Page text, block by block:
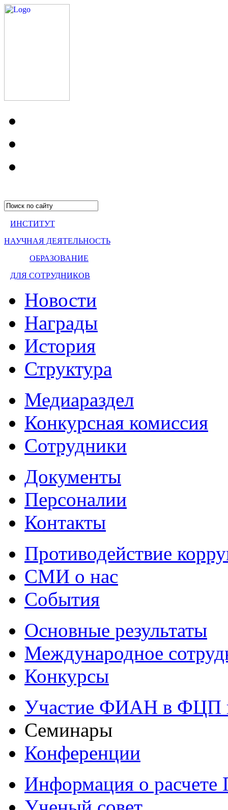
ИНСТИТУТ
НАУЧНАЯ ДЕЯТЕЛЬНОСТЬ
ОБРАЗОВАНИЕ
ДЛЯ СОТРУДНИКОВ
Новости
Награды
История
Структура
Медиараздел
Конкурсная комиссия
Сотрудники
Документы
Персоналии
Контакты
Противодействие
СМИ о нас
События
Основные результаты
Международное
Конкурсы
Участие ФИАН в ФЦП
Семинары
Конференции
Информация о